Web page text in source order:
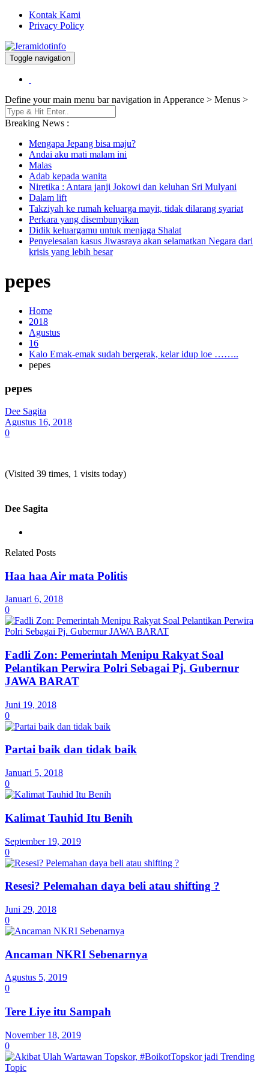
Kontak Kami
Privacy Policy
Jeramidotinfo
Berita dan Informasi Terkini
Toggle navigation
Define your main menu bar navigation in Apperance > Menus >
Breaking News :
Mengapa Jepang bisa maju?
Andai aku mati malam ini
Malas
Adab kepada wanita
Niretika : Antara janji Jokowi dan keluhan Sri Mulyani
Dalam lift
Takziyah ke rumah keluarga mayit, tidak dilarang syariat
Perkara yang disembunyikan
Didik keluargamu untuk menjaga Shalat
Penyelesaian kasus Jiwasraya akan selamatkan Negara dari
krisis yang lebih besar
pepes
Home
2018
Agustus
16
Kalo Emak-emak sudah bergerak, kelar idup loe ……..
pepes
pepes
Dee Sagita
Agustus 16, 2018
0
(Visited 39 times, 1 visits today)
Dee Sagita
Related Posts
Haa haa Air mata Politis
Januari 6, 2018
0
Fadli Zon: Pemerintah Menipu Rakyat Soal
Pelantikan Perwira Polri Sebagai Pj. Gubernur
JAWA BARAT
Juni 19, 2018
0
Partai baik dan tidak baik
Januari 5, 2018
0
Kalimat Tauhid Itu Benih
September 19, 2019
0
Resesi? Pelemahan daya beli atau shifting ?
Juni 29, 2018
0
Ancaman NKRI Sebenarnya
Agustus 5, 2019
0
Tere Liye itu Sampah
November 18, 2019
0